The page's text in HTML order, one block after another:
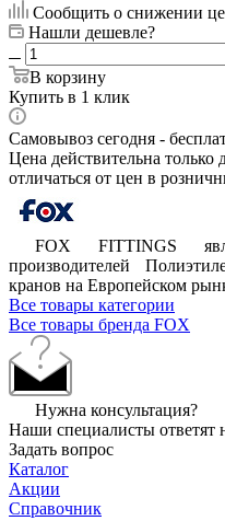
Сообщить о снижении
Нашли дешевле?
В корзину
Купить в 1 клик
Самовывоз сегодня -
Цена действительна только
отличаться от цен в
FOX FITTINGS
производителей
кранов на Европейском
Все товары категории
Все товары бренда FOX
Нужна консультация?
Наши специалисты
Задать вопрос
Каталог
Акции
Справочник